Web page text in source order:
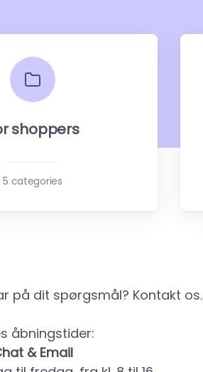
shoppers
5 categories
på dit spørgsmål? Kontakt os.
åbningstider:
& Email